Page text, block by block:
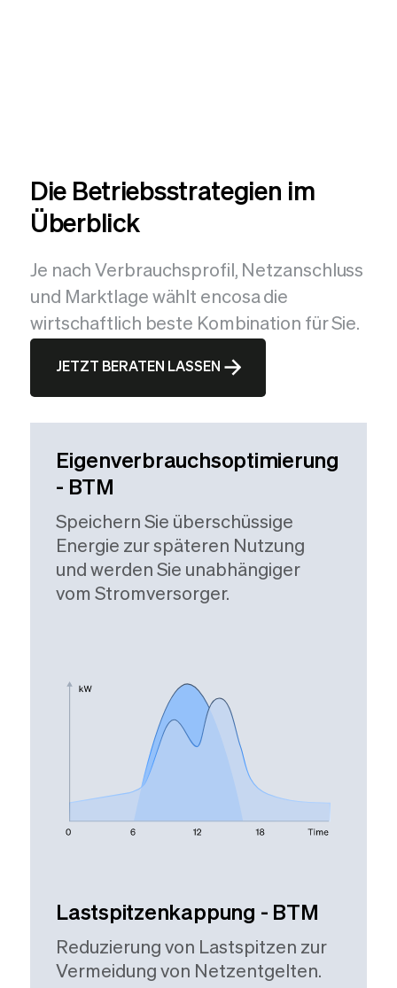
Die Betriebsstrategien im
Überblick
Je nach Verbrauchsprofil, Netzanschluss
und Marktlage wählt encosa die
wirtschaftlich beste Kombination für Sie.
JETZT BERATEN LASSEN
Eigenverbrauchsoptimierung
- BTM
Speichern Sie überschüssige
Energie zur späteren Nutzung
und werden Sie unabhängiger
vom Stromversorger.
Lastspitzenkappung - BTM
Reduzierung von Lastspitzen zur
Vermeidung von Netzentgelten.